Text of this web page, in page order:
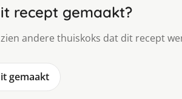
recept gemaakt?
andere thuiskoks dat dit recept
gemaakt